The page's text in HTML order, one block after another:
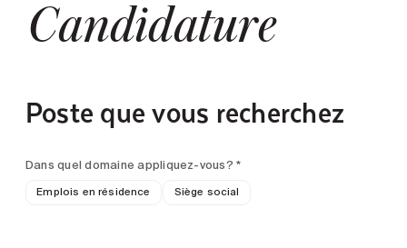
Candidature
Poste que vous recherchez
Dans quel domaine appliquez-vous? *
Emplois en résidence Siège social